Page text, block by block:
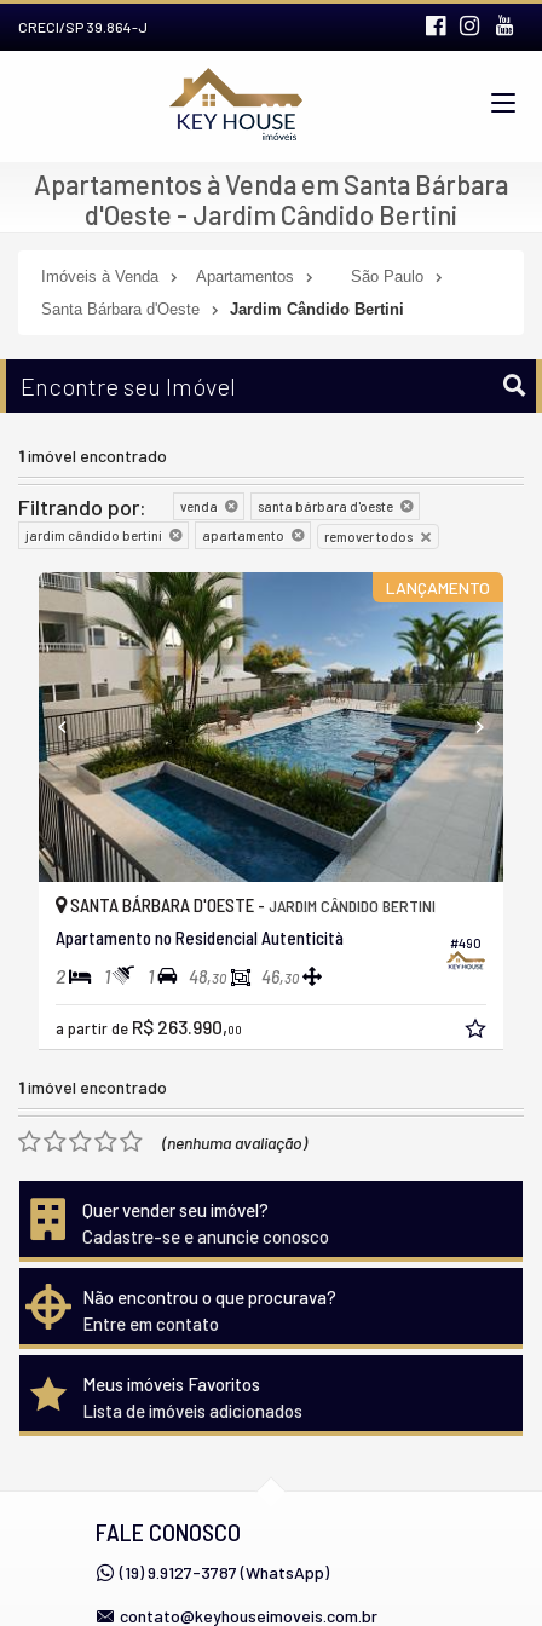
CRECI/SP 39.864-J
Apartamentos à Venda em Santa Bárbara
d'Oeste - Jardim Cândido Bertini
Imóveis à Venda Apartamentos
São Paulo
Santa Bárbara d'Oeste
Jardim Cândido Bertini
Encontre seu Imóvel
1imóvel encontrado
Filtrando por: venda
santa bárbara d'oeste
jardim cândido bertini
apartamento remover todos
LANÇAMENTO
#490
SANTA BÁRBARA D'OESTE - JARDIM CÂNDIDO BERTINI
Apartamento no Residencial Autenticità
2 1 1 48,30 46,30
a partir de R$ 263.990,00
1imóvel encontrado
(nenhuma avaliação)
Quer vender seu imóvel?
Cadastre-se e anuncie conosco
Não encontrou o que procurava?
Entre em contato
Meus imóveis Favoritos
Lista de imóveis adicionados
FALE CONOSCO
(19) 9.9127-3787 (WhatsApp)
contato@keyhouseimoveis.com.br